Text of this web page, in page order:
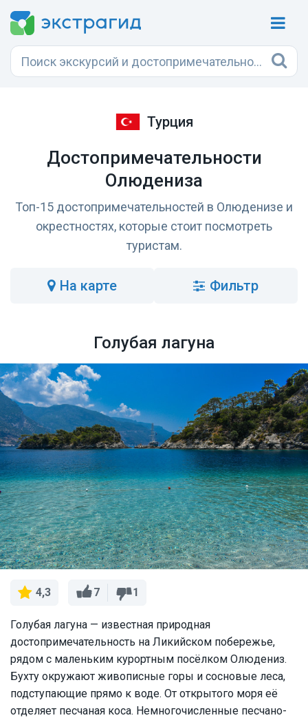
Турция
Достопримечательности
Олюдениза
Топ-15 достопримечательностей в Олюденизе и
окрестностях, которые стоит посмотреть
туристам.
на карте Фильтр
Голубая лагуна
4,3 7 1
Голубая лагуна — известная природная
достопримечательность на Ликийском побережье,
рядом с маленьким курортным посёлком Олюдениз.
Бухту окружают живописные горы и сосновые леса,
подступающие прямо к воде. От открытого моря её
отделяет песчаная коса. Немногочисленные песчано-